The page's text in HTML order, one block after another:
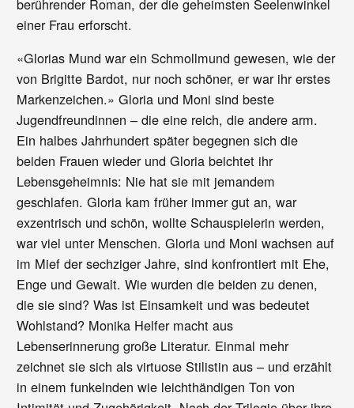
berührender Roman, der die geheimsten Seelenwinkel
einer Frau erforscht.
«Glorias Mund war ein Schmollmund gewesen, wie der
von Brigitte Bardot, nur noch schöner, er war ihr erstes
Markenzeichen.» Gloria und Moni sind beste
Jugendfreundinnen – die eine reich, die andere arm.
Ein halbes Jahrhundert später begegnen sich die
beiden Frauen wieder und Gloria beichtet ihr
Lebensgeheimnis: Nie hat sie mit jemandem
geschlafen. Gloria kam früher immer gut an, war
exzentrisch und schön, wollte Schauspielerin werden,
war viel unter Menschen. Gloria und Moni wachsen auf
im Mief der sechziger Jahre, sind konfrontiert mit Ehe,
Enge und Gewalt. Wie wurden die beiden zu denen,
die sie sind? Was ist Einsamkeit und was bedeutet
Wohlstand? Monika Helfer macht aus
Lebenserinnerung große Literatur. Einmal mehr
zeichnet sie sich als virtuose Stilistin aus – und erzählt
in einem funkelnden wie leichthändigen Ton von